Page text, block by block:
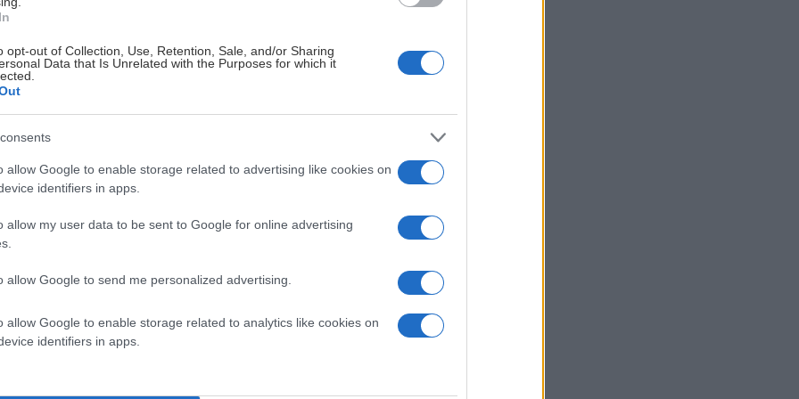
opt-out of Collection, Use, Retention, Sale, and/or Sharing
Data that Is Unrelated with the Purposes for which it
allow Google to enable storage related to advertising like cookies on
identifiers in apps.
allow my user data to be sent to Google for online advertising
allow Google to send me personalized advertising.
allow Google to enable storage related to analytics like cookies on
identifiers in apps.
att forwarden tillika forna kaptenen Patrik Zackrisson skrivit på ett avtal över
Jon Knuts
status gällande Jon Knuts.
Karlsson!
att meddela att forwarden Martin Karlsson återvänder till Leksand efter en